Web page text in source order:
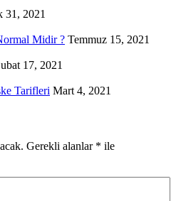
31, 2021
Midir ? Temmuz 15, 2021
17, 2021
Tarifleri Mart 4, 2021
Gerekli alanlar * ile